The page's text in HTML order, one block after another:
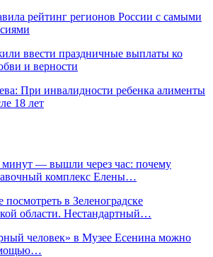
рейтинг регионов России с самыми
ввести праздничные выплаты ко
и верности
При инвалидности ребенка алименты
18 лет
минут — вышли через час: почему
комплекс Елены…
в Зеленоградске
области. Нестандартный…
человек» в Музее Есенина можно